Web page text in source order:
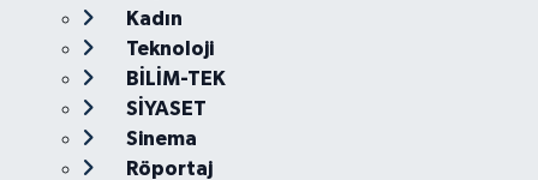
Kadın
Teknoloji
BİLİM-TEK
SİYASET
Sinema
Röportaj